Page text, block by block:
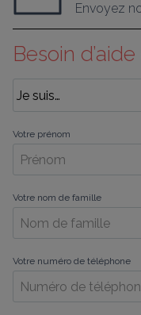
Envoyez
Besoin
Votre prénom
Votre nom de famille
Votre numéro de téléphone